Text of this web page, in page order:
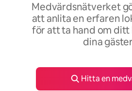
Medvärdsnätverket
att anlita en erfaren
för att ta hand om
dina
Hitta en